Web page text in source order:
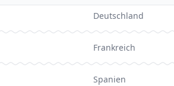
Deutschland
Frankreich
Spanien